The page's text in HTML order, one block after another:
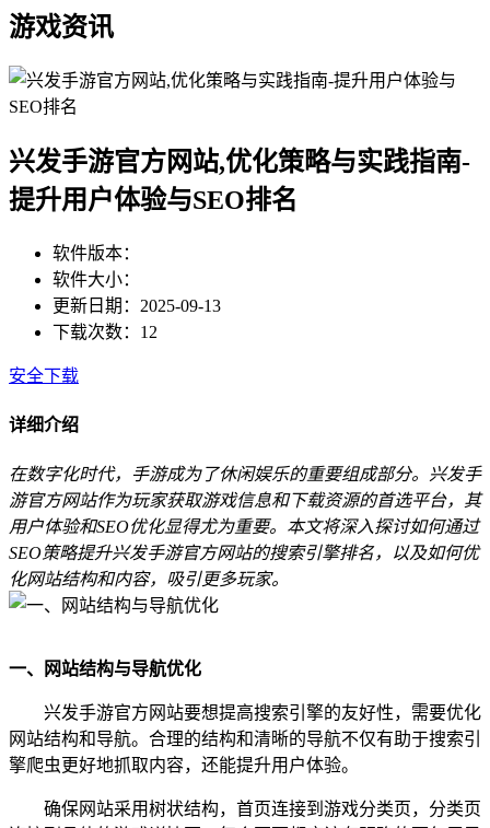
游戏资讯
兴发手游官方网站,优化策略与实践指南-
提升用户体验与SEO排名
软件版本：
软件大小：
更新日期：2025-09-13
下载次数：12
安全下载
详细介绍
在数字化时代，手游成为了休闲娱乐的重要组成部分。兴发手
游官方网站作为玩家获取游戏信息和下载资源的首选平台，其
用户体验和SEO优化显得尤为重要。本文将深入探讨如何通过
SEO策略提升兴发手游官方网站的搜索引擎排名，以及如何优
化网站结构和内容，吸引更多玩家。
一、网站结构与导航优化
兴发手游官方网站要想提高搜索引擎的友好性，需要优化
网站结构和导航。合理的结构和清晰的导航不仅有助于搜索引
擎爬虫更好地抓取内容，还能提升用户体验。
确保网站采用树状结构，首页连接到游戏分类页，分类页